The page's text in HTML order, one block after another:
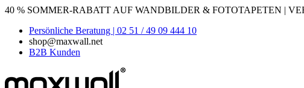
40 % SOMMER-RABATT AUF WANDBILDER & FOTOTAPETEN |
Persönliche Beratung | 02 51 / 49 09 444 10
shop@maxwall.net
B2B Kunden